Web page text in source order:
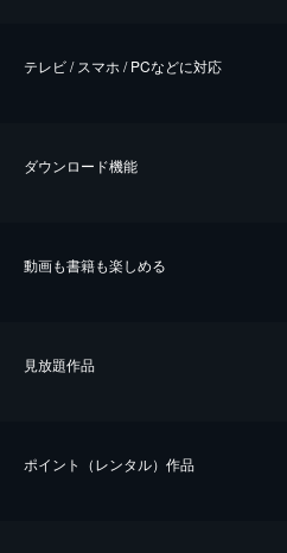
テレビ / スマホ / PCなどに対応
ダウンロード機能
動画も書籍も楽しめる
⾒放題作品
ポイント（レンタル）作品